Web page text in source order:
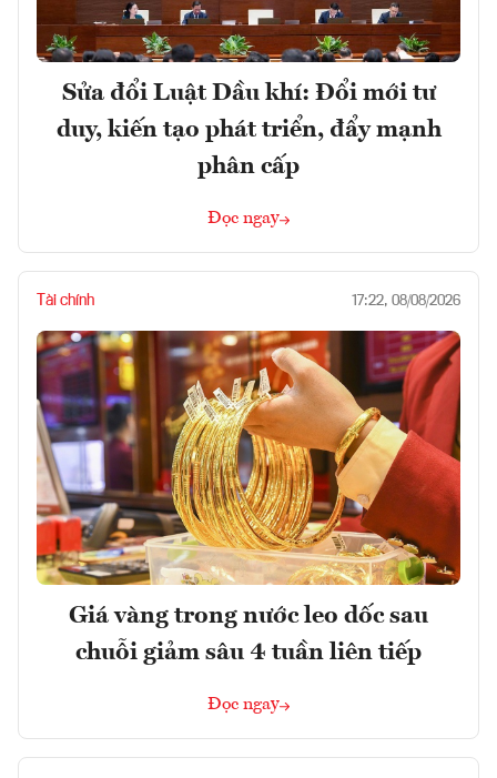
Sửa đổi Luật Dầu khí: Đổi mới tư
duy, kiến tạo phát triển, đẩy mạnh
phân cấp
Đọc ngay
Tài chính 17:22, 08/08/2026
Giá vàng trong nước leo dốc sau
chuỗi giảm sâu 4 tuần liên tiếp
Đọc ngay